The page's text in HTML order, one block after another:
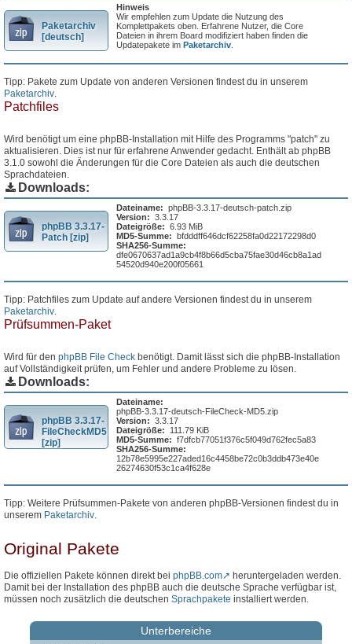
Paketarchiv
[deutsch]
Hinweis
Wir empfehlen zum Update die Nutzung des
Komplettpakets oben. Erfahrene Nutzer, die Core
Dateien in ihrem Board modifiziert haben finden die
Updatepakete imPaketarchiv
Tipp: Pakete zum Update von anderen Versionen findest du in unserem
Paketarchiv
Patchfiles
Wird benötigt um eine phpBB-Installation mit Hilfe des Programms "patch" zu
aktualisieren. Dies ist nur für erfahrene Anwender gedacht. Enthält ab phpBB
3.1.0 sowohl die Änderungen für die Core Dateien als auch die deutschen
Sprachdateien.
Downloads:
phpBB 3.3.17-
Patch [zip]
Dateiname: phpBB-3.3.17-deutsch-patch.zip
Version: 3.3.17
Dateigröße: 6.93 MiB
MD5-Summe: bfdddff646dcf62258fa0d22172298d0
SHA256-Summe:
dfe0670637ad1a9cb4f8b66d5cba75fae30d46cb8a1ad
54520d940e200f05661
Tipp: Patchfiles zum Update auf andere Versionen findest du in unserem
Paketarchiv
Prüfsummen-Paket
Wird für den phpBB File Check benötigt. Damit lässt sich die phpBB-Installation
auf Vollständigkeit prüfen, um Fehler und andere Probleme zu lösen.
Downloads:
phpBB 3.3.17-
FileCheckMD5
[zip]
Dateiname:
phpBB-3.3.17-deutsch-FileCheck-MD5.zip
Version: 3.3.17
Dateigröße:
111.79 KiB
MD5-Summe: f7dfcb77051f376c5f049d762fec5a83
SHA256-Summe:
12b78e5995e227aded16c4458be72c0b3ddb473e40e
26274630f53c1ca4f628e
Tipp: Weitere Prüfsummen-Pakete von anderen phpBB-Versionen findest du in
unserem Paketarchiv.
Original Pakete
Die offiziellen Pakete können direkt bei phpBB.com
heruntergeladen werden.
Damit bei der Installation des phpBB auch die deutsche Sprache verfügbar ist,
müssen noch zusätzlich die deutschen Sprachpakete installiert werden.
Unterbereiche